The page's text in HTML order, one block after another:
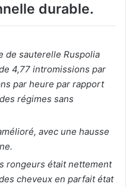
durable.
de sauterelle Ruspolia
4,77 intromissions par
par heure par rapport
régimes sans
avec une hausse
rongeurs était nettement
cheveux en parfait état